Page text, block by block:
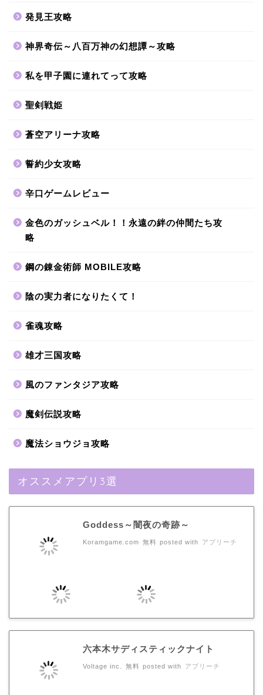
発見王攻略
神界奇伝～八百万神の幻想譚～攻略
私を甲子園に連れてって攻略
聖剣戦姫
蒼空アリーナ攻略
誓約少女攻略
辛口ゲームレビュー
金色のガッシュベル！！永遠の絆の仲間たち攻
略
鋼の錬金術師 MOBILE攻略
陰の実力者になりたくて！
雀魂攻略
雄才三国攻略
風のファンタジア攻略
魔剣伝説攻略
魔法ショウジョ攻略
オススメアプリ3選
Goddess～闇夜の奇跡～
Koramgame.com 無料 posted with アプリーチ
六本木サディスティックナイト
Voltage inc. 無料 posted with アプリーチ